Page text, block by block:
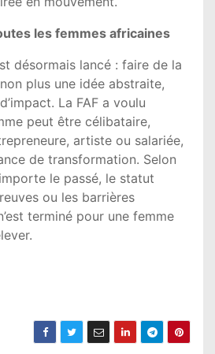
les femmes africaines
désormais lancé : faire de la
plus une idée abstraite,
La FAF a voulu
peut être célibataire,
artiste ou salariée,
de transformation. Selon
le passé, le statut
ou les barrières
terminé pour une femme